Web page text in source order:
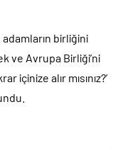
birliğini
ve Avrupa Birliği’ni
içinize alır mısınız?’